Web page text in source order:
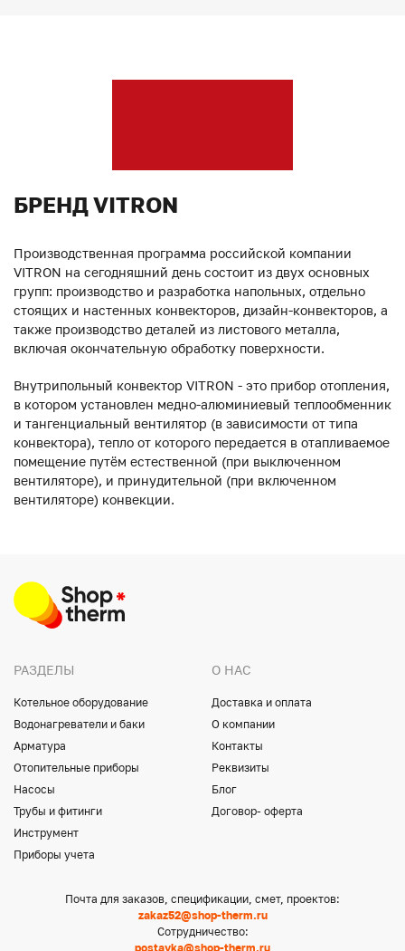
БРЕНД VITRON
Производственная программа российской компании
VITRON на сегодняшний день состоит из двух основных
групп: производство и разработка напольных, отдельно
стоящих и настенных конвекторов, дизайн-конвекторов, а
также производство деталей из листового металла,
включая окончательную обработку поверхности.
Внутрипольный конвектор VITRON - это прибор отопления,
в котором установлен медно-алюминиевый теплообменник
и тангенциальный вентилятор (в зависимости от типа
конвектора), тепло от которого передается в отапливаемое
помещение путём естественной (при выключенном
вентиляторе), и принудительной (при включенном
вентиляторе) конвекции.
РАЗДЕЛЫ
Котельное оборудование
Водонагреватели и баки
Арматура
Отопительные приборы
Насосы
Трубы и фитинги
Инструмент
Приборы учета
О НАС
Доставка и оплата
О компании
Контакты
Реквизиты
Блог
Договор- оферта
Почта для заказов, спецификации, смет, проектов:
zakaz52@shop-therm.ru
Сотрудничество:
postavka@shop-therm.ru